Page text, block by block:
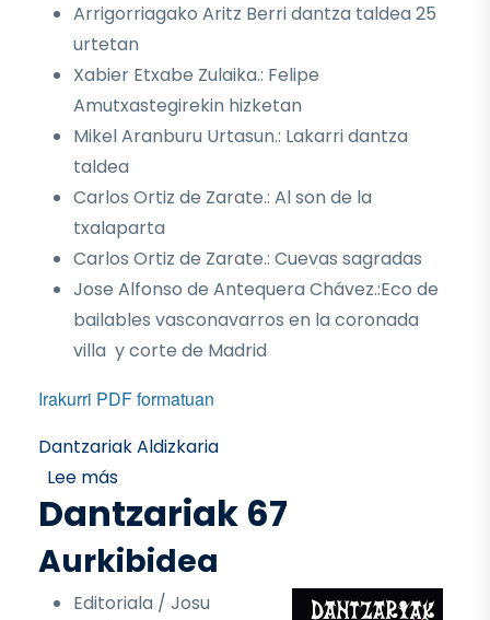
Arrigorriagako Aritz Berri dantza taldea 25
urtetan
Xabier Etxabe Zulaika.: Felipe
Amutxastegirekin hizketan
Mikel Aranburu Urtasun.: Lakarri dantza
taldea
Carlos Ortiz de Zarate.: Al son de la
txalaparta
Carlos Ortiz de Zarate.: Cuevas sagradas
Jose Alfonso de Antequera Chávez.:Eco de
bailables vasconavarros en la coronada
villa y corte de Madrid
Irakurri PDF formatuan
Dantzariak Aldizkaria
Lee mássobre Dantzariak 68
Dantzariak 67
Aurkibidea
Editoriala / Josu